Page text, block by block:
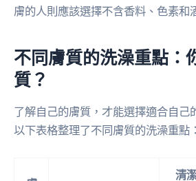
膚的人則應該選擇不含香料、色素和
不同膚質的洗澡重點：
質？
了解自己的膚質，才能選擇適合自己
以下表格整理了不同膚質的洗澡重點：
清